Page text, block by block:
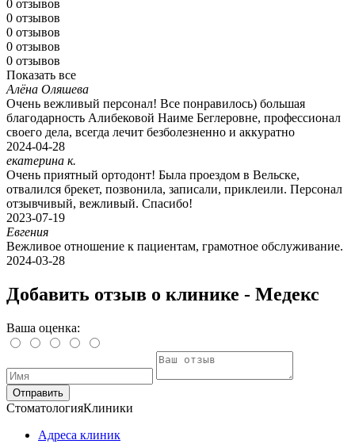
0 отзывов
0 отзывов
0 отзывов
0 отзывов
0 отзывов
Показать все
Алёна Оляшева
Очень вежливый персонал! Все понравилось) большая
благодарность Алибековой Наиме Беглеровне, профессионал
своего дела, всегда лечит безболезненно и аккуратно
2024-04-28
екатерина к.
Очень приятный ортодонт! Была проездом в Вельске,
отвалился брекет, позвонила, записали, приклеили. Персонал
отзывчивый, вежливый. Спасибо!
2023-07-19
Евгения
Вежливое отношение к пациентам, грамотное обслуживание.
2024-03-28
Добавить отзыв о клинике - Медекс
Ваша оценка:
Отправить
СтоматологияКлиники
Адреса клиник